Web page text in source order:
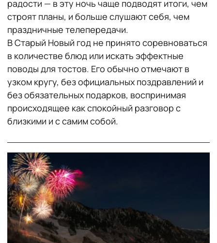
радости — в эту ночь чаще подводят итоги, чем
строят планы, и больше слушают себя, чем
праздничные телепередачи.
В Старый Новый год не принято соревноваться
в количестве блюд или искать эффектные
поводы для тостов. Его обычно отмечают в
узком кругу, без официальных поздравлений и
без обязательных подарков, воспринимая
происходящее как спокойный разговор с
близкими и с самим собой.